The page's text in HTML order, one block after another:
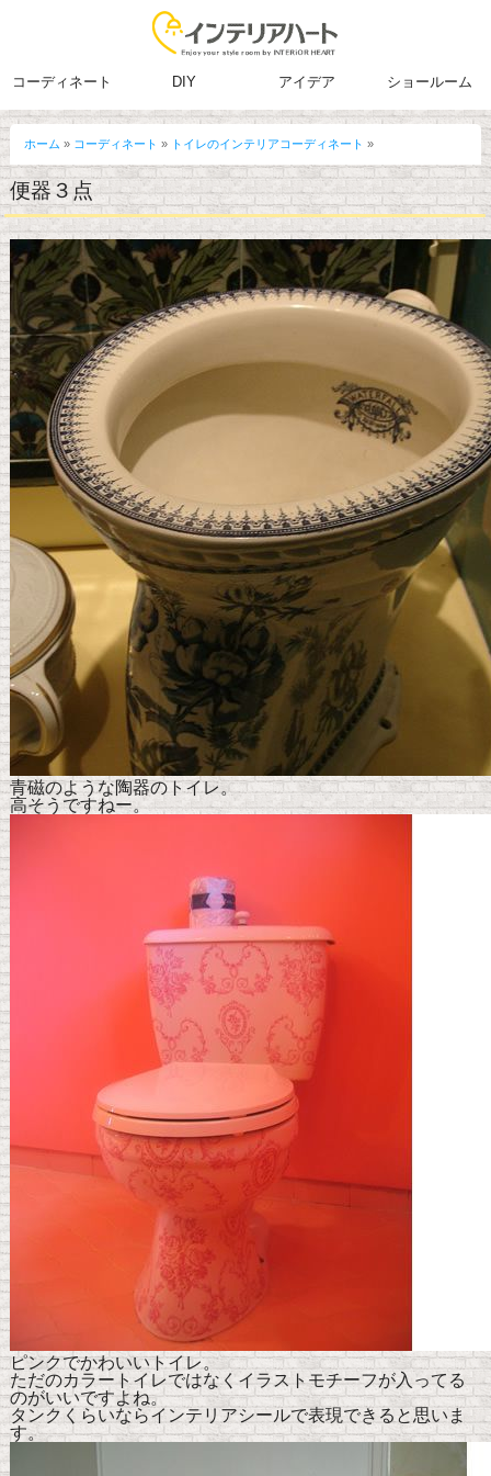
コーディネート DIY アイデア ショールーム
ホーム » コーディネート » トイレのインテリアコーディネート »
便器３点
青磁のような陶器のトイレ。
高そうですねー。
ピンクでかわいいトイレ。
ただのカラートイレではなくイラストモチーフが入ってる
のがいいですよね。
タンクくらいならインテリアシールで表現できると思いま
す。